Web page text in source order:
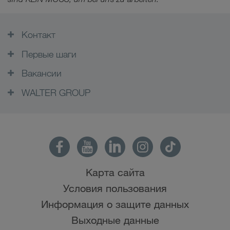
Контакт
Первые шаги
Вакансии
WALTER GROUP
Карта сайта
Условия пользования
Информация о защите данных
Выходные данные